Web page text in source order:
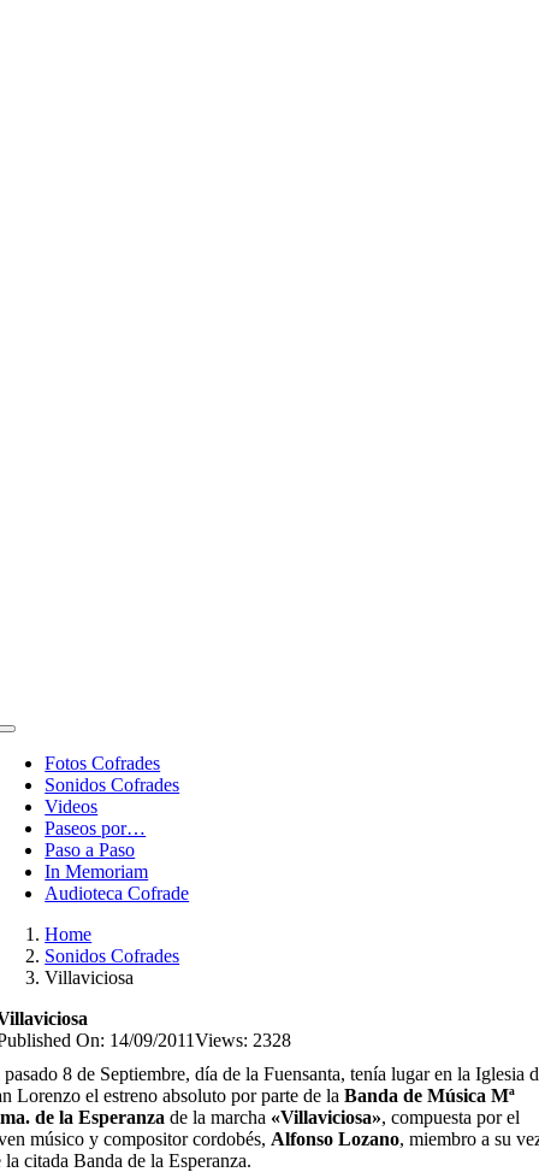
Toggle
NavigationFotos Cofrades
Sonidos Cofrades
Videos
Paseos por…
Paso a Paso
In Memoriam
Audioteca Cofrade
Home
Sonidos Cofrades
Villaviciosa
On: 14/09/2011Views: 2328
8 de Septiembre, día de la Fuensanta, tenía lugar en la Iglesia
Lorenzo el estreno absoluto por parte de la Banda de Música Mª
de la Esperanza de la marcha «Villaviciosa», compuesta por el
músico y compositor cordobés, Alfonso Lozano, miembro a su
la citada Banda de la Esperanza.